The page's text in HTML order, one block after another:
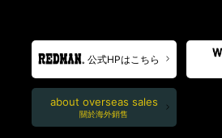
公式HPはこちら
about overseas sales
關於海外銷售